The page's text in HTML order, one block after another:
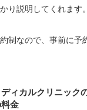
り説明してくれます。
制なので、事前に予
ィカルクリニック
金